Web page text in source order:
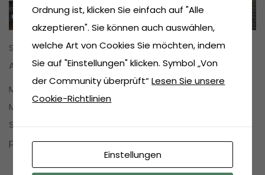
So können wir die unterschiedlichsten Anfragen und
Anliegen stets zuverlässig und kompetent bearbeiten.
Machen Sie sich doch einfach näher mit unseren
Mitarbeiterinnen und Mitarbeitern bekannt. Hier finden
Sie bestimmt den passenden Spezialisten für Ihr ganz
persönliches Anliegen.
Ordnung ist, klicken Sie einfach auf "Alle
akzeptieren". Sie können auch auswählen,
welche Art von Cookies Sie möchten, indem
Sie auf "Einstellungen" klicken. Symbol „Von
der Community überprüft“Lesen Sie unsere
Cookie-Richtlinien
Einstellungen